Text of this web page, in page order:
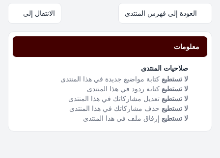
العودة إلى فهرس المنتدى الانتقال إلى
معلومات
صلاحيات المنتدى
لا تستطيع كتابة مواضيع جديدة في هذا المنتدى
لا تستطيع كتابة ردود في هذا المنتدى
لا تستطيع تعديل مشاركاتك في هذا المنتدى
لا تستطيع حذف مشاركاتك في هذا المنتدى
لا تستطيع إرفاق ملف في هذا المنتدى